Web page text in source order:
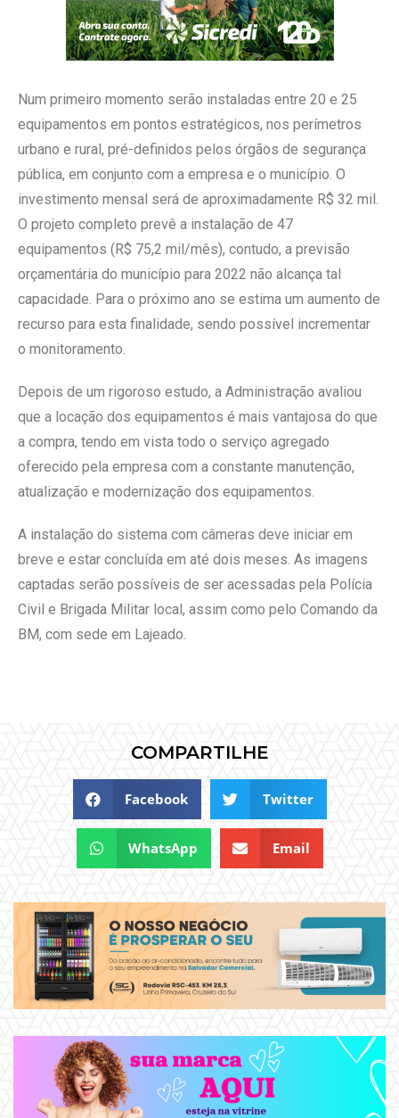
Num primeiro momento serão instaladas entre 20 e 25
equipamentos em pontos estratégicos, nos perímetros
urbano e rural, pré-definidos pelos órgãos de segurança
pública, em conjunto com a empresa e o município. O
investimento mensal será de aproximadamente R$ 32 mil.
O projeto completo prevê a instalação de 47
equipamentos (R$ 75,2 mil/mês), contudo, a previsão
orçamentária do município para 2022 não alcança tal
capacidade. Para o próximo ano se estima um aumento de
recurso para esta finalidade, sendo possível incrementar
o monitoramento.
Depois de um rigoroso estudo, a Administração avaliou
que a locação dos equipamentos é mais vantajosa do que
a compra, tendo em vista todo o serviço agregado
oferecido pela empresa com a constante manutenção,
atualização e modernização dos equipamentos.
A instalação do sistema com câmeras deve iniciar em
breve e estar concluída em até dois meses. As imagens
captadas serão possíveis de ser acessadas pela Polícia
Civil e Brigada Militar local, assim como pelo Comando da
BM, com sede em Lajeado.
COMPARTILHE
Facebook Twitter
WhatsApp Email